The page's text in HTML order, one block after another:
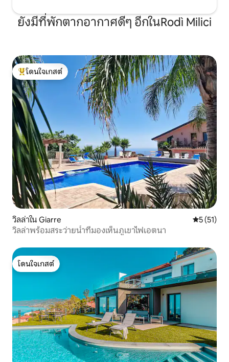
ยังมีที่พักตากอากาศดีๆ อีกในRodì Milici
โดนใจเกสต์ที่สุด
โดนใจเกสต์
วิลล่าใน Giarre คะแนนเฉลี่
5 (51)
วิลล่าพร้อมสระว่ายน้ำที่มองเห็นภูเขาไฟเอตนา
โดนใจเกสต์
โดนใจเกสต์